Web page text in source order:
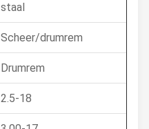
staal
Scheer/drumrem
Drumrem
2.5-18